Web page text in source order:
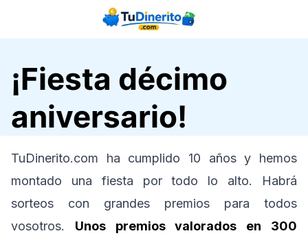
¡Fiesta décimo
aniversario!
TuDinerito.com ha cumplido 10 años y hemos
montado una fiesta por todo lo alto. Habrá
sorteos con grandes premios para todos
vosotros. Unos premios valorados en 300